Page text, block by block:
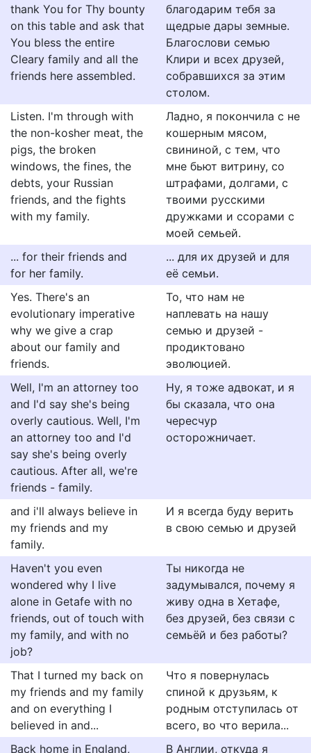
thank You for Thy bounty
on this table and ask that
You bless the entire
Cleary family and all the
friends here assembled.
благодарим тебя за
щедрые дары земные.
Благослови семью
Клири и всех друзей,
собравшихся за этим
столом.
Listen. I'm through with
the non-kosher meat, the
pigs, the broken
windows, the fines, the
debts, your Russian
friends, and the fights
with my family.
Ладно, я покончила с не
кошерным мясом,
свининой, с тем, что
мне бьют витрину, со
штрафами, долгами, с
твоими русскими
дружками и ссорами с
моей семьей.
... for their friends and
for her family.
... для их друзей и для
её семьи.
Yes. There's an
evolutionary imperative
why we give a crap
about our family and
friends.
То, что нам не
наплевать на нашу
семью и друзей -
продиктовано
эволюцией.
Well, I'm an attorney too
and I'd say she's being
overly cautious. Well, I'm
an attorney too and I'd
say she's being overly
cautious. After all, we're
friends - family.
Ну, я тоже адвокат, и я
бы сказала, что она
чересчур
осторожничает.
and i'll always believe in
my friends and my
family.
И я всегда буду верить
в свою семью и друзей
Haven't you even
wondered why I live
alone in Getafe with no
friends, out of touch with
my family, and with no
job?
Ты никогда не
задумывался, почему я
живу одна в Хетафе,
без друзей, без связи с
семьёй и без работы?
That I turned my back on
my friends and my family
and on everything I
believed in and...
Что я повернулась
спиной к друзьям, к
родным отступилась от
всего, во что верила...
Back home in England,
В Англии, откуда я